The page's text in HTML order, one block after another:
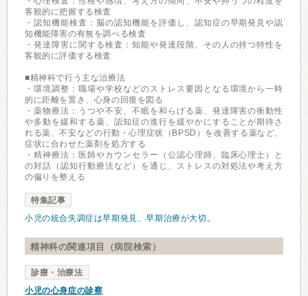
客観的に把握する検査
・認知機能検査：脳の認知機能を評価し、認知症の早期発見や認
知機能障害の有無を調べる検査
・発達障害に関する検査：知能や発達段階、その人の持つ特性を
客観的に評価する検査
■精神科で行う主な治療法
・環境調整：職場や学校などのストレス要因となる環境から一時
的に距離を置き、心身の回復を図る
・薬物療法：うつや不安、不眠を和らげる薬、発達障害の衝動性
や多動を緩和する薬、認知症の進行を緩やかにすることが期待さ
れる薬、不安などの行動・心理症状（BPSD）を改善する薬など、
症状に合わせた薬剤を処方する
・精神療法：医師やカウンセラー（公認心理師、臨床心理士）と
の対話（認知行動療法など）を通じ、ストレスの対処法や考え方
の偏りを整える
特集記事
小児の統合失調症は早期発見、早期治療が大切。
精神科の関連項目（病院検索）
診療・治療法
小児の心身症の診察